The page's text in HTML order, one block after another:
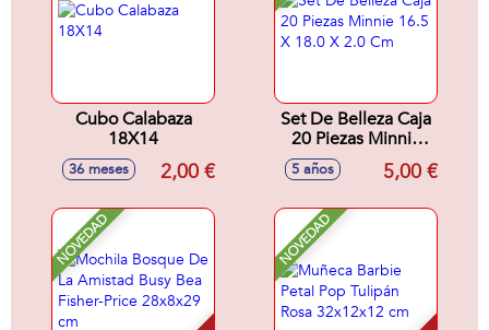
Cubo Calabaza
18X14
36 meses 2,00 €
Set De Belleza Caja
20 Piezas Minnie
16.5 X 18.0 X 2.0
5 años 5,00 €
NOVEDAD NOVEDAD